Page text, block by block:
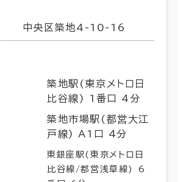
中央区築地4-10-16
築地駅(東京メトロ日
比谷線) 1番口 4分
築地市場駅(都営大江
戸線) A1口 4分
東銀座駅(東京メトロ日
比谷線/都営浅草線) 6